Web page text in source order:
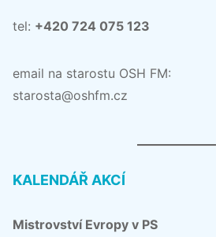
tel: +420 724 075 123
email na starostu OSH FM:
starosta@oshfm.cz
KALENDÁŘ AKCÍ
Mistrovství Evropy v PS